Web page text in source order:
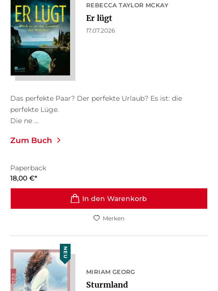
REBECCA TAYLOR MCKAY
Er lügt
17.07.2026
Das perfekte Paar? Der perfekte Urlaub? Es ist: die
perfekte Lüge.
Die ne ...
Zum Buch
Paperback
18,00 €*
In den Warenkorb
Merken
NEU
MIRIAM GEORG
Sturmland